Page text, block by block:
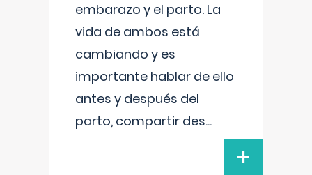
embarazo y el parto. La
vida de ambos está
cambiando y es
importante hablar de ello
antes y después del
parto, compartir des...
+